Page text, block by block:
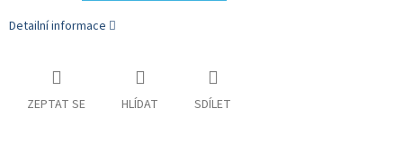
Detailní informace
ZEPTAT SE HLÍDAT SDÍLET